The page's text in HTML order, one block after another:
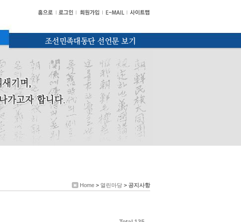
Home > 열린마당 > 공지사항